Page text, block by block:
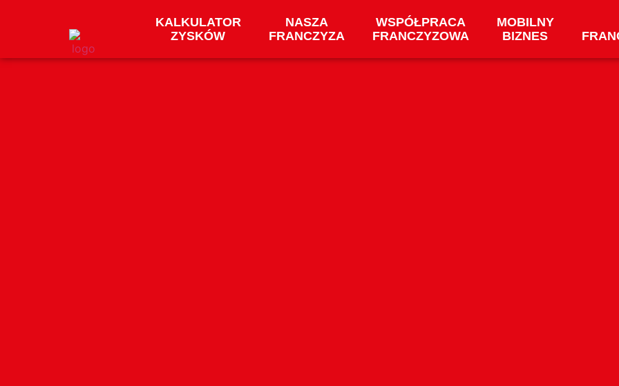
KALKULATOR
ZYSKÓW
NASZA
FRANCZYZA
WSPÓŁPRACA
FRANCZYZOWA
MOBILNY
BIZNES